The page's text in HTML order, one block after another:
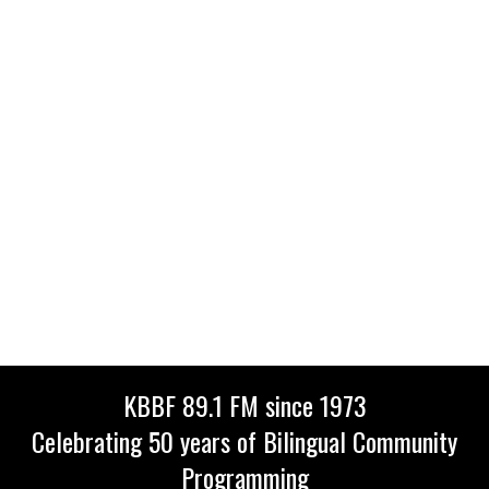
KBBF 89.1 FM since 1973
Celebrating 50 years of Bilingual Community
Programming